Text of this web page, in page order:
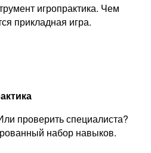
игропрактика. Чем
прикладная игра.
проверить специалиста?
набор навыков.